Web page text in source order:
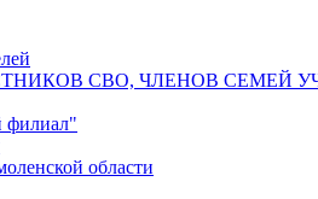
СВО, ЧЛЕНОВ СЕМЕЙ
филиал"
области